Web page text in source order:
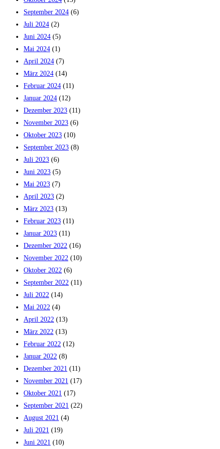
September 2024 (6)
Juli 2024 (2)
Juni 2024 (5)
Mai 2024 (1)
April 2024 (7)
März 2024 (14)
Februar 2024 (11)
Januar 2024 (12)
Dezember 2023 (11)
November 2023 (6)
Oktober 2023 (10)
September 2023 (8)
Juli 2023 (6)
Juni 2023 (5)
Mai 2023 (7)
April 2023 (2)
März 2023 (13)
Februar 2023 (11)
Januar 2023 (11)
Dezember 2022 (16)
November 2022 (10)
Oktober 2022 (6)
September 2022 (11)
Juli 2022 (14)
Mai 2022 (4)
April 2022 (13)
März 2022 (13)
Februar 2022 (12)
Januar 2022 (8)
Dezember 2021 (11)
November 2021 (17)
Oktober 2021 (17)
September 2021 (22)
August 2021 (4)
Juli 2021 (19)
Juni 2021 (10)